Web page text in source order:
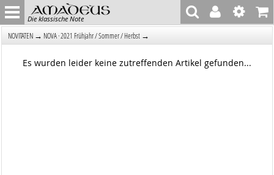
Die klassische Note
NOVITÄTEN → NOVA · 2021 Frühjahr / Sommer / Herbst →
Es wurden leider keine zutreffenden Artikel gefunden...